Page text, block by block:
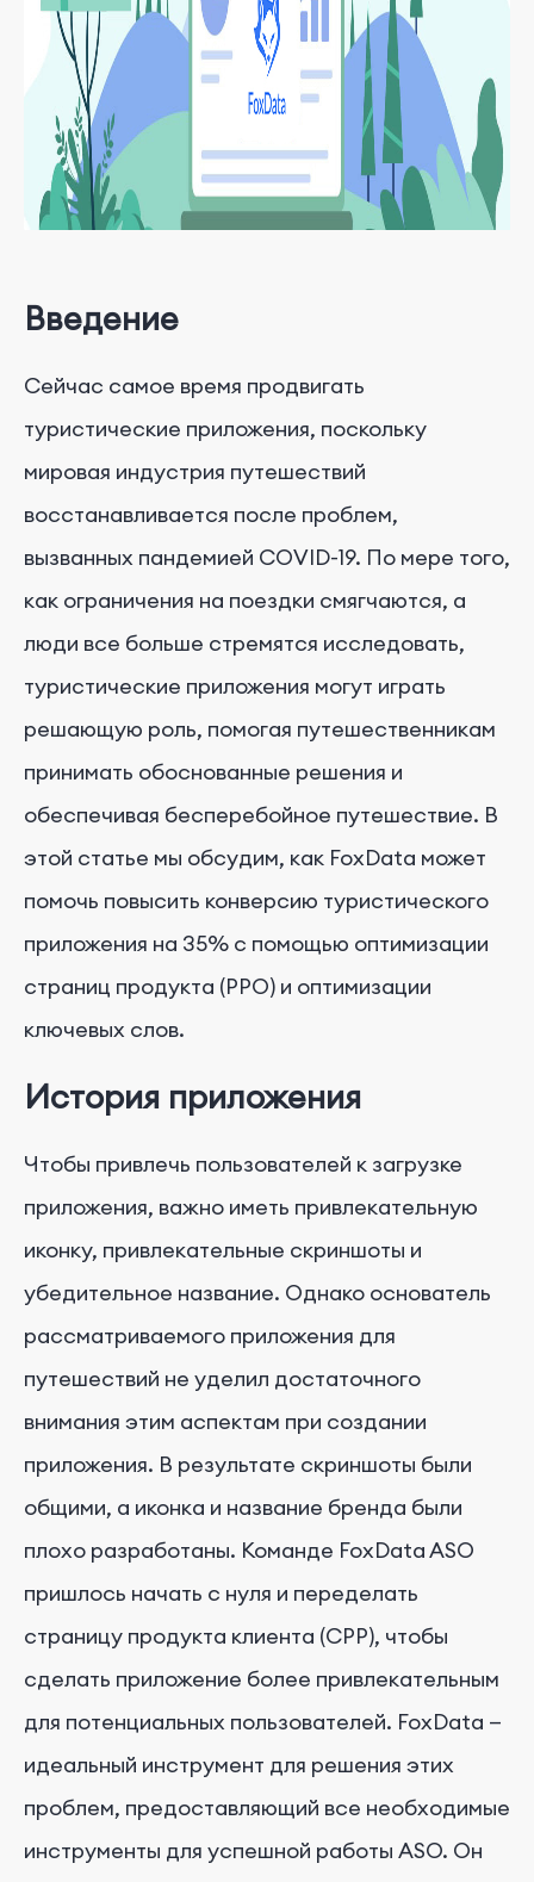
Введение
Сейчас самое время продвигать
туристические приложения, поскольку
мировая индустрия путешествий
восстанавливается после проблем,
вызванных пандемией COVID-19. По мере того,
как ограничения на поездки смягчаются, а
люди все больше стремятся исследовать,
туристические приложения могут играть
решающую роль, помогая путешественникам
принимать обоснованные решения и
обеспечивая бесперебойное путешествие. В
этой статье мы обсудим, как FoxData может
помочь повысить конверсию туристического
приложения на 35% с помощью оптимизации
страниц продукта (PPO) и оптимизации
ключевых слов.
История приложения
Чтобы привлечь пользователей к загрузке
приложения, важно иметь привлекательную
иконку, привлекательные скриншоты и
убедительное название. Однако основатель
рассматриваемого приложения для
путешествий не уделил достаточного
внимания этим аспектам при создании
приложения. В результате скриншоты были
общими, а иконка и название бренда были
плохо разработаны. Команде FoxData ASO
пришлось начать с нуля и переделать
страницу продукта клиента (CPP), чтобы
сделать приложение более привлекательным
для потенциальных пользователей. FoxData —
идеальный инструмент для решения этих
проблем, предоставляющий все необходимые
инструменты для успешной работы ASO. Он